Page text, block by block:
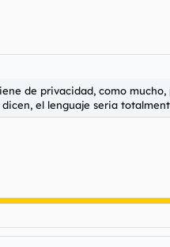
de privacidad, como
el lenguaje seria